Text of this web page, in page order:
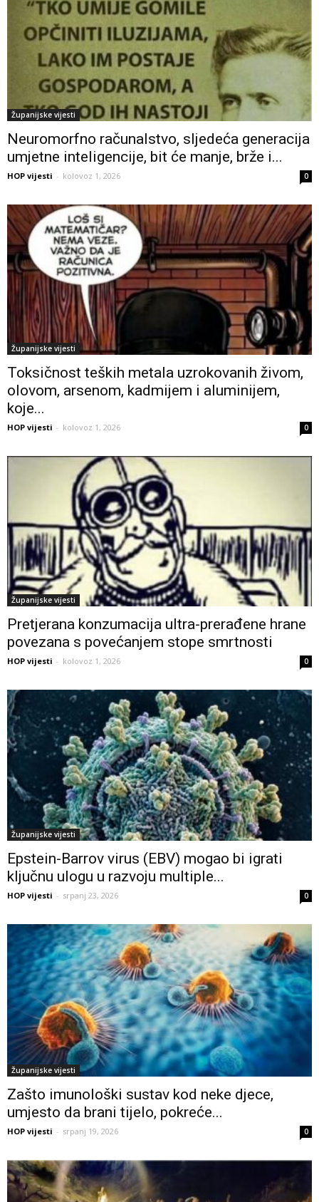
Županijske vijesti
Neuromorfno računalstvo, sljedeća generacija
umjetne inteligencije, bit će manje, brže i...
HOP vijesti - kolovoz 1, 2026 0
Županijske vijesti
Toksičnost teških metala uzrokovanih živom,
olovom, arsenom, kadmijem i aluminijem,
koje...
HOP vijesti - kolovoz 1, 2026 0
Županijske vijesti
Pretjerana konzumacija ultra-prerađene hrane
povezana s povećanjem stope smrtnosti
HOP vijesti - kolovoz 1, 2026 0
Županijske vijesti
Epstein-Barrov virus (EBV) mogao bi igrati
ključnu ulogu u razvoju multiple...
HOP vijesti - srpanj 23, 2026 0
Županijske vijesti
Zašto imunološki sustav kod neke djece,
umjesto da brani tijelo, pokreće...
HOP vijesti - srpanj 19, 2026 0